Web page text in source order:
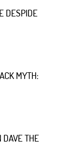
DESPIDE
MYTH:
DAVE THE